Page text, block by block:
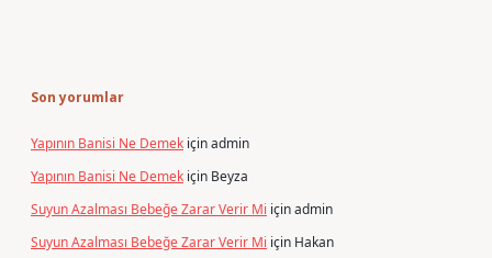
Son yorumlar
Yapının Banisi Ne Demek içinadmin
Yapının Banisi Ne Demek için Beyza
Suyun Azalması Bebeğe Zarar Verir Mi içinadmin
Suyun Azalması Bebeğe Zarar Verir Mi için Hakan